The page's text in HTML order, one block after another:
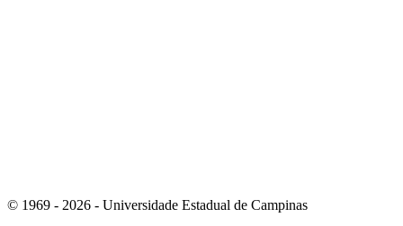
© 1969 - 2026 - Universidade Estadual de Campinas